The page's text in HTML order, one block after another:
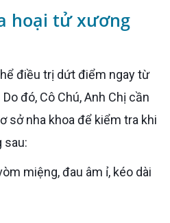
hoại tử xương
đó, Cô Chú, Anh Chị cần
sở nha khoa để kiểm tra khi
sau:
miệng, đau âm ỉ, kéo dài